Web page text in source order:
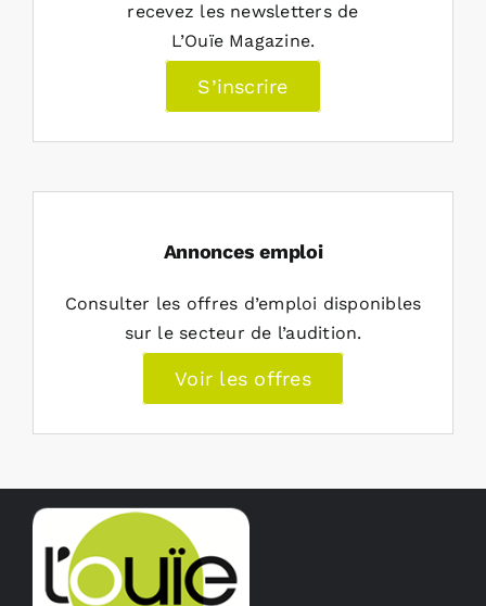
recevez les newsletters de
L’Ouïe Magazine.
S’inscrire
Annonces emploi
Consulter les offres d’emploi disponibles
sur le secteur de l’audition.
Voir les offres